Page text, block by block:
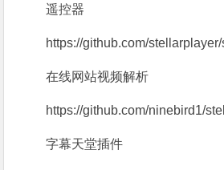
遥控器
https://github.com/
在线网站视频解析
https://github.com/ninebird1/
字幕天堂插件